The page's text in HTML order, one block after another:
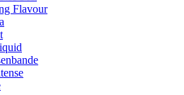
Flavour